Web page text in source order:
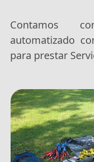
Contamos
automatizado
para prestar